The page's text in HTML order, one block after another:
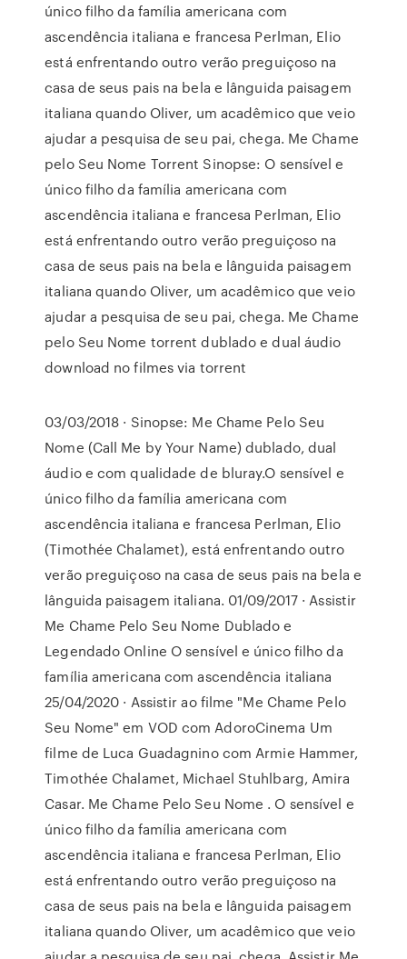
único filho da família americana com
ascendência italiana e francesa Perlman, Elio
está enfrentando outro verão preguiçoso na
casa de seus pais na bela e lânguida paisagem
italiana quando Oliver, um acadêmico que veio
ajudar a pesquisa de seu pai, chega. Me Chame
pelo Seu Nome Torrent Sinopse: O sensível e
único filho da família americana com
ascendência italiana e francesa Perlman, Elio
está enfrentando outro verão preguiçoso na
casa de seus pais na bela e lânguida paisagem
italiana quando Oliver, um acadêmico que veio
ajudar a pesquisa de seu pai, chega. Me Chame
pelo Seu Nome torrent dublado e dual áudio
download no filmes via torrent
03/03/2018 · Sinopse: Me Chame Pelo Seu
Nome (Call Me by Your Name) dublado, dual
áudio e com qualidade de bluray.O sensível e
único filho da família americana com
ascendência italiana e francesa Perlman, Elio
(Timothée Chalamet), está enfrentando outro
verão preguiçoso na casa de seus pais na bela e
lânguida paisagem italiana. 01/09/2017 · Assistir
Me Chame Pelo Seu Nome Dublado e
Legendado Online O sensível e único filho da
família americana com ascendência italiana
25/04/2020 · Assistir ao filme "Me Chame Pelo
Seu Nome" em VOD com AdoroCinema Um
filme de Luca Guadagnino com Armie Hammer,
Timothée Chalamet, Michael Stuhlbarg, Amira
Casar. Me Chame Pelo Seu Nome . O sensível e
único filho da família americana com
ascendência italiana e francesa Perlman, Elio
está enfrentando outro verão preguiçoso na
casa de seus pais na bela e lânguida paisagem
italiana quando Oliver, um acadêmico que veio